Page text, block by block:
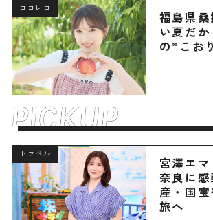
ロコレコ
福島県
い夏だ
の”こお
トラベル
宮澤エ
奈良に
産・国
旅へ